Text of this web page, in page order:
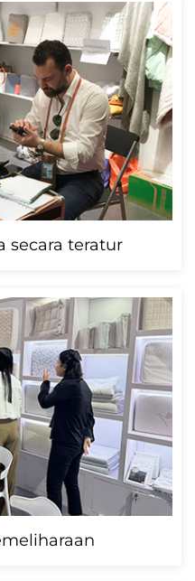
secara teratur